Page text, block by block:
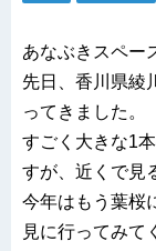
あなぶきスペー
先日、香川県綾
ってきました。
すごく大きな1
すが、近くで見
今年はもう葉桜
見に行ってみて